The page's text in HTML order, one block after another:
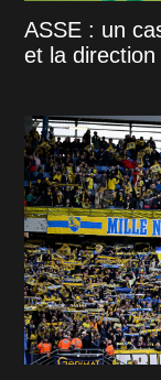
ASSE : un
et la